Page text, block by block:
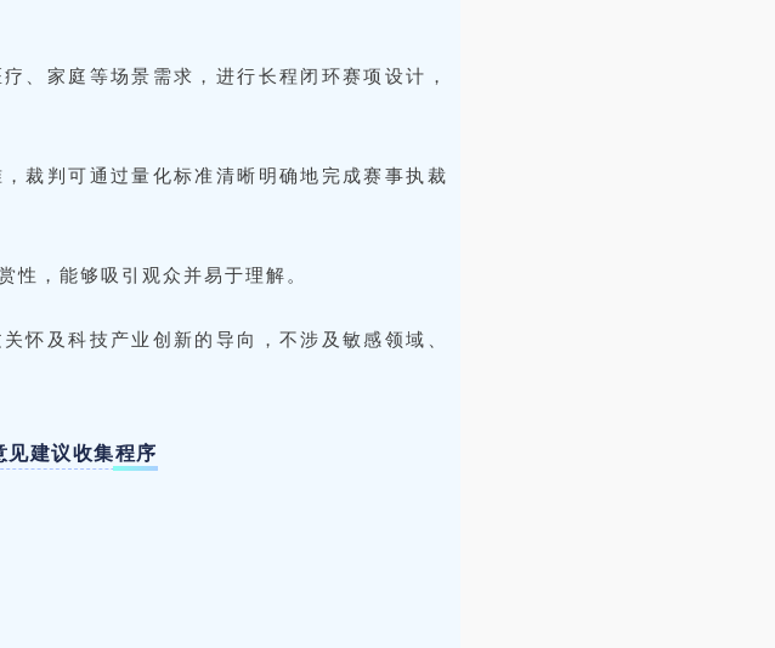
、家庭等场景需求，进行长程闭环赛项设计，
裁判可通过量化标准清晰明确地完成赛事执裁
性，能够吸引观众并易于理解。
怀及科技产业创新的导向，不涉及敏感领域、
见建议收集程序